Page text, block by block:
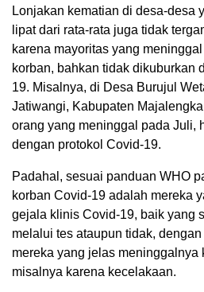
Lonjakan kematian di desa-desa
lipat dari rata-rata juga tidak
karena mayoritas yang
korban, bahkan tidak dikuburkan
19. Misalnya, di Desa Burujul
Jatiwangi, Kabupaten
orang yang meninggal pada Juli,
dengan protokol Covid-19.
Padahal, sesuai panduan WHO
korban Covid-19 adalah mereka
gejala klinis Covid-19, baik yang
melalui tes ataupun tidak,
mereka yang jelas meninggalnya
misalnya karena kecelakaan.